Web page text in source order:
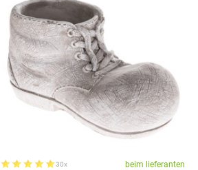
30x beim lieferanten